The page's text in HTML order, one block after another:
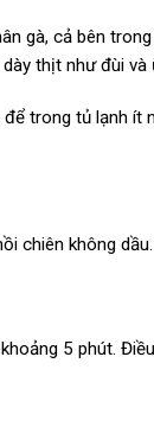
gà, cả bên
thịt như đùi và
trong tủ lạnh
chiên không
5 phút.